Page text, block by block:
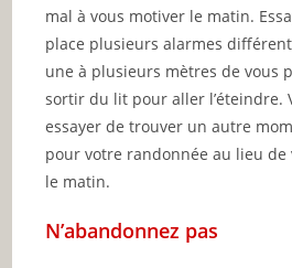
mal à vous motiver le matin.
place plusieurs alarmes
une à plusieurs mètres de vous
sortir du lit pour aller l’éteindre.
essayer de trouver un autre
pour votre randonnée au lieu de
le matin.
N’abandonnez pas